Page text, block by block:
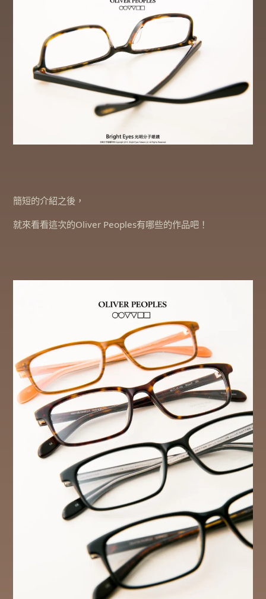
簡短的介紹之後，
就來看看這次的Oliver Peoples有哪些的作品吧！